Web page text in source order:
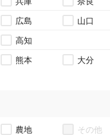
広島 山口
高知
熊本 大分
農地 その他